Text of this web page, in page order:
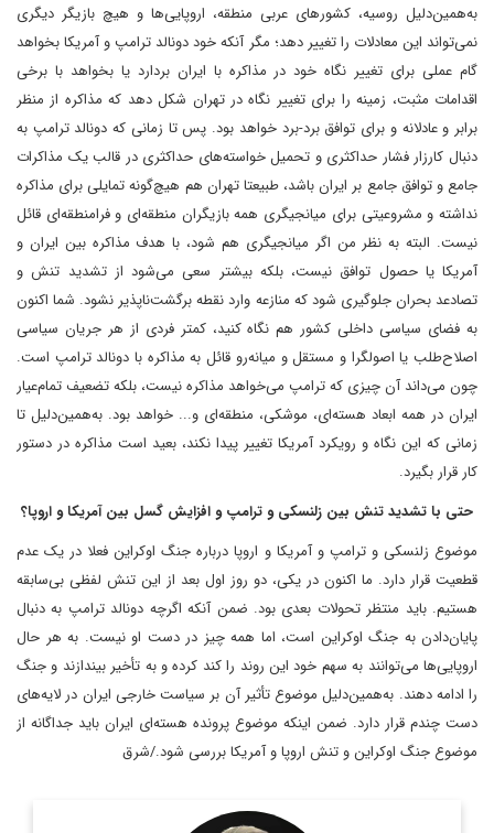
به‌همین‌دلیل روسیه، کشورهای عربی منطقه، اروپایی‌ها و هیچ بازیگر دیگری
نمی‌تواند این معادلات را تغییر دهد؛ مگر آنکه خود دونالد ترامپ و آمریکا بخواهد
گام عملی برای تغییر نگاه خود در مذاکره با ایران بردارد یا بخواهد با برخی
اقدامات مثبت، زمینه را برای تغییر نگاه در تهران شکل دهد که مذاکره از منظر
برابر و عادلانه و برای توافق برد-برد خواهد بود. پس تا زمانی که دونالد ترامپ به
دنبال کارزار فشار حداکثری و تحمیل خواسته‌های حداکثری در قالب یک مذاکرات
جامع و توافق جامع بر ایران باشد، طبیعتا تهران هم هیچ‌گونه تمایلی برای مذاکره
نداشته و مشروعیتی برای میانجیگری همه بازیگران منطقه‌ای و فرامنطقه‌ای قائل
نیست. البته به نظر من اگر میانجیگری هم شود، با هدف مذاکره بین ایران و
آمریکا یا حصول توافق نیست، بلکه بیشتر سعی می‌شود از تشدید تنش و
تصادعد بحران جلوگیری شود که منازعه وارد نقطه برگشت‌ناپذیر نشود. شما اکنون
به فضای سیاسی داخلی کشور هم نگاه کنید، کمتر فردی از هر جریان سیاسی
اصلاح‌طلب یا اصولگرا و مستقل و میانه‌رو قائل به مذاکره با دونالد ترامپ است.
چون می‌داند آن چیزی که ترامپ می‌خواهد مذاکره نیست، بلکه تضعیف تمام‌عیار
ایران در همه ابعاد هسته‌ای، موشکی، منطقه‌ای و... خواهد بود. به‌همین‌دلیل تا
زمانی که این نگاه و رویکرد آمریکا تغییر پیدا نکند، بعید است مذاکره در دستور
کار قرار بگیرد.
حتی با تشدید تنش بین زلنسکی و ترامپ و افزایش گسل بین آمریکا و اروپا؟
موضوع زلنسکی و ترامپ و آمریکا و اروپا درباره جنگ اوکراین فعلا در یک عدم
قطعیت قرار دارد. ما اکنون در یکی، دو روز اول بعد از این تنش لفظی بی‌سابقه
هستیم. باید منتظر تحولات بعدی بود. ضمن آنکه اگرچه دونالد ترامپ به دنبال
پایان‌دادن به جنگ اوکراین است، اما همه چیز در دست او نیست. به هر حال
اروپایی‌ها می‌توانند به سهم خود این روند را کند کرده و به تأخیر بیندازند و جنگ
را ادامه دهند. به‌همین‌دلیل موضوع تأثیر آن بر سیاست خارجی ایران در لایه‌های
دست چندم قرار دارد. ضمن اینکه موضوع پرونده هسته‌ای ایران باید جداگانه از
موضوع جنگ اوکراین و تنش اروپا و آمریکا بررسی شود./شرق